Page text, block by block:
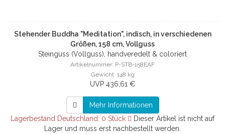
Stehender Buddha "Meditation", indisch, in verschiedenen
Größen, 158 cm, Vollguss
Steinguss (Vollguss), handveredelt & coloriert
Artikelnummer: P-STB-158EAF
Gewicht: 148 kg
UVP 436,61 €
Mehr Informationen
Lagerbestand Deutschland: 0 Stück
Dieser Artikel ist nicht auf
Lager und muss erst nachbestellt werden.